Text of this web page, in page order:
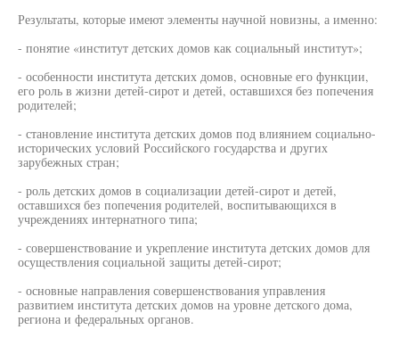
Результаты, которые имеют элементы научной новизны, а именно:
- понятие «институт детских домов как социальный институт»;
- особенности института детских домов, основные его функции,
его роль в жизни детей-сирот и детей, оставшихся без попечения
родителей;
- становление института детских домов под влиянием социально-
исторических условий Российского государства и других
зарубежных стран;
- роль детских домов в социализации детей-сирот и детей,
оставшихся без попечения родителей, воспитывающихся в
учреждениях интернатного типа;
- совершенствование и укрепление института детских домов для
осуществления социальной защиты детей-сирот;
- основные направления совершенствования управления
развитием института детских домов на уровне детского дома,
региона и федеральных органов.